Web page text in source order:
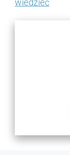
wiedzieć